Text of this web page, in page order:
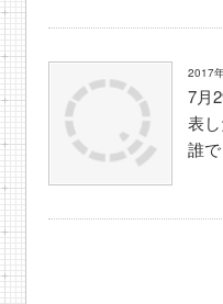
2017
7月
表
誰